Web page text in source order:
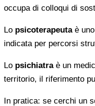
occupa di colloqui di
Lo psicoterapeutaè uno
indicata per percorsi
Lo psichiatraè un
territorio, il riferimento
In pratica: se cerchi un